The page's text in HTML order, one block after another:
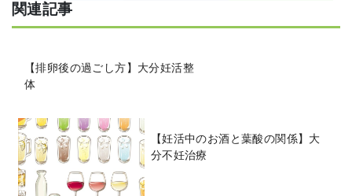
関連記事
【排卵後の過ごし方】大分妊活整
体
【妊活中のお酒と葉酸の関係】大
分不妊治療